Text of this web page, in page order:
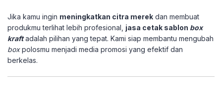
Jika kamu ingin meningkatkan citra merek dan membuat
produkmu terlihat lebih profesional, jasa cetak sablon box
kraftadalah pilihan yang tepat. Kami siap membantu mengubah
boxpolosmu menjadi media promosi yang efektif dan
berkelas.